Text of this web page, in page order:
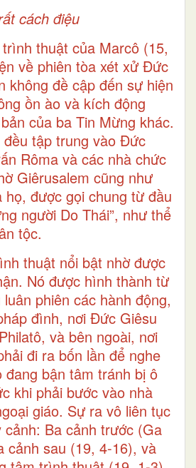
cách điệu
thuật của Marcô (15,
về phiên tòa xét xử Đức
không đề cập đến sự hiện
ồn ào và kích động
của ba Tin Mừng khác.
tập trung vào Đức
Rôma và các nhà chức
Giêrusalem cũng như
họ, được gọi chung từ đầu
người Do Thái”, như thể
tộc.
thuật nổi bật nhờ được
Nó được hình thành từ
phiên các hành động,
đình, nơi Đức Giêsu
và bên ngoài, nơi
đi ra bốn lần để nghe
đang bận tâm tránh bị ô
khi phải bước vào nhà
giáo. Sự ra vô liên tục
cảnh: Ba cảnh trước (Ga
cảnh sau (19, 4-16), và